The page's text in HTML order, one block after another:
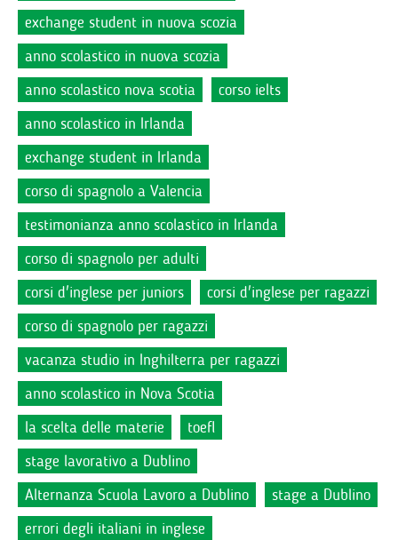
exchange student in nuova scozia
anno scolastico in nuova scozia
anno scolastico nova scotia
corso ielts
anno scolastico in Irlanda
exchange student in Irlanda
corso di spagnolo a Valencia
testimonianza anno scolastico in Irlanda
corso di spagnolo per adulti
corsi d'inglese per juniors
corsi d'inglese per ragazzi
corso di spagnolo per ragazzi
vacanza studio in Inghilterra per ragazzi
anno scolastico in Nova Scotia
la scelta delle materie
toefl
stage lavorativo a Dublino
Alternanza Scuola Lavoro a Dublino
stage a Dublino
errori degli italiani in inglese